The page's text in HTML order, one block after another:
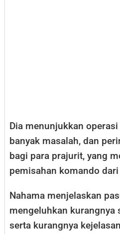
Dia menunjukkan
banyak masalah, dan
bagi para prajurit, yang
pemisahan komando
Nahama menjelaskan
mengeluhkan kurangnya
serta kurangnya